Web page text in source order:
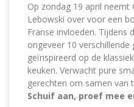
Op zondag 19 april neemt
Lebowski over voor een
Franse invloeden. Tijdens
ongeveer 10
geïnspireerd op de
keuken. Verwacht pure
gerechten om samen van
Schuif aan, proef mee